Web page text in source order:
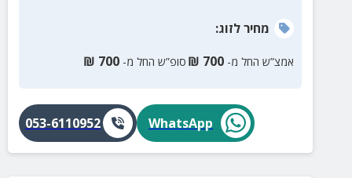
מחירלזוג:
אמצ”ש החל מ- 700
₪ סופ”ש החל מ- 700
₪
WhatsApp
053-6110952